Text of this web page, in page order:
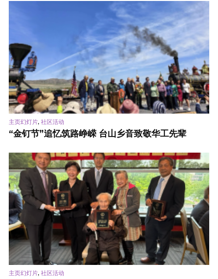
主页幻灯片, 社区活动
“金钉节”追忆筑路峥嵘 台山乡音致敬华工先辈
主页幻灯片, 社区活动